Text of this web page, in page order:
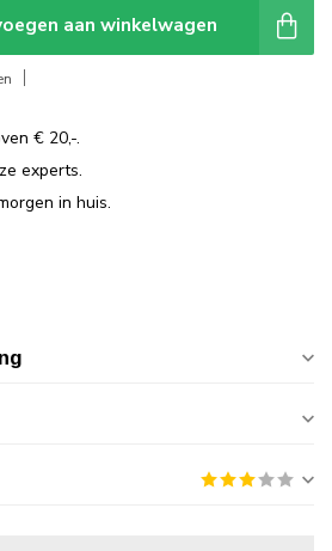
aan winkelwagen
€ 20,-.
experts.
in huis.